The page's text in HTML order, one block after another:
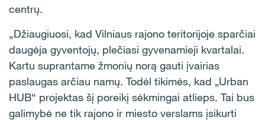
centrų.
„Džiaugiuosi, kad Vilniaus rajono teritorijoje sparčiai
daugėja gyventojų, plečiasi gyvenamieji kvartalai.
Kartu suprantame žmonių norą gauti įvairias
paslaugas arčiau namų. Todėl tikimės, kad „Urban
HUB“ projektas šį poreikį sėkmingai atlieps. Tai bus
galimybė ne tik rajono ir miesto verslams įsikurti